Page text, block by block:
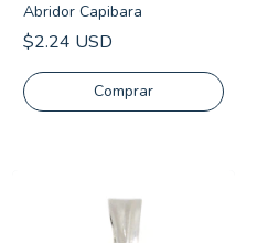
Abridor Capibara
$2.24 USD